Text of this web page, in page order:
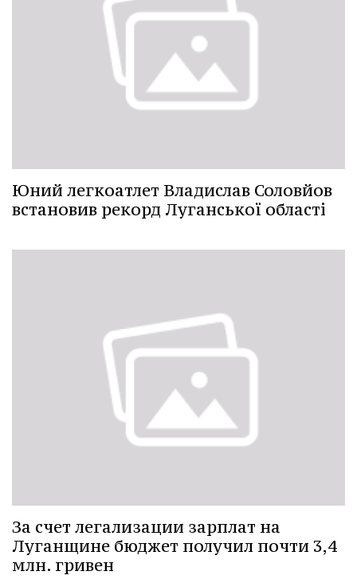
Юний легкоатлет Владислав Соловйов
встановив рекорд Луганської області
За счет легализации зарплат на
Луганщине бюджет получил почти 3,4
млн. гривен